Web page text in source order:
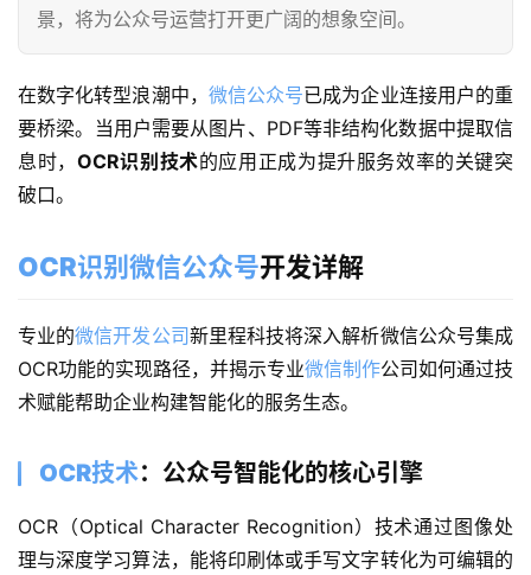
景，将为公众号运营打开更广阔的想象空间。
在数字化转型浪潮中， 微信公众号已成为企业连接用户的重
要桥梁。当用户需要从图片、PDF等非结构化数据中提取信
息时， OCR识别技术的应用正成为提升服务效率的关键突
破口。
OCR识别微信公众号开发详解
专业的微信开发公司新里程科技将深入解析微信公众号集成
OCR功能的实现路径，并揭示专业微信制作公司如何通过技
术赋能帮助企业构建智能化的服务生态。
OCR技术：公众号智能化的核心引擎
OCR（Optical Character Recognition）技术通过图像处
理与深度学习算法，能将印刷体或手写文字转化为可编辑的